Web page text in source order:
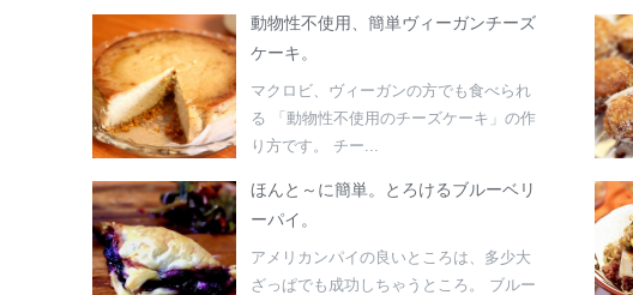
動物性不使用、簡単ヴィーガンチーズ
ケーキ。
マクロビ、ヴィーガンの方でも食べられ
る 「動物性不使用のチーズケーキ」の作
り方です。 チー...
ほんと～に簡単。とろけるブルーベリ
ーパイ。
アメリカンパイの良いところは、多少大
ざっぱでも成功しちゃうところ。 ブルー